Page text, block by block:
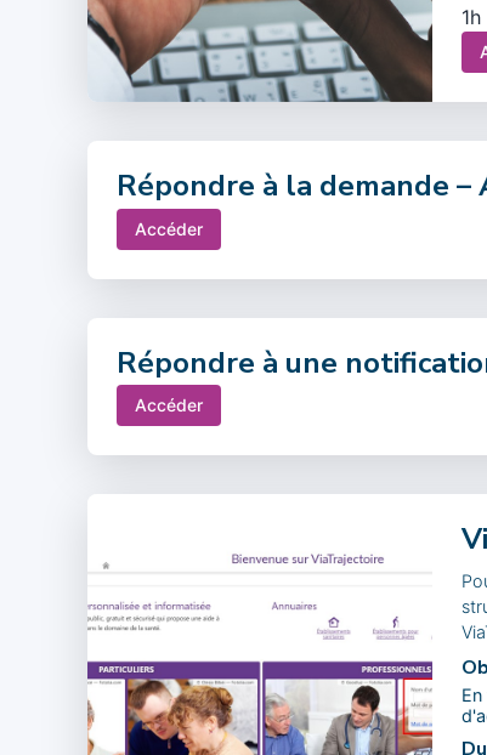
1h
Répondre à la demande
Accéder
Répondre à une
Accéder